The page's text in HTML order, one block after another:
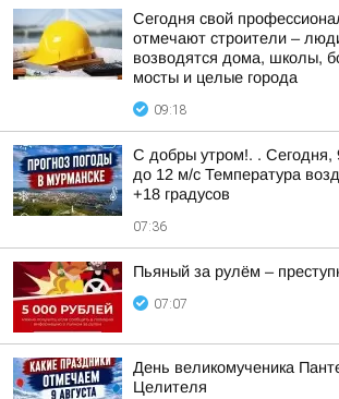
Сегодня свой
отмечают строители –
возводятся дома, школы,
мосты и целые города
09:18
С добры утром!. . Сегодня,
до 12 м/с Температура
+18 градусов
07:36
Пьяный за рулём –
07:07
День великомученика
Целителя